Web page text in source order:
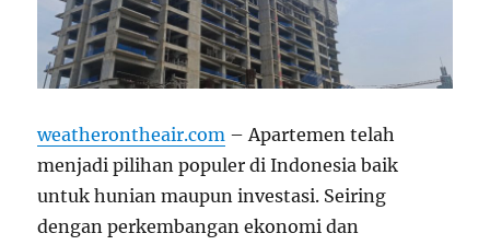
weatherontheair.com – Apartemen telah
menjadi pilihan populer di Indonesia baik
untuk hunian maupun investasi. Seiring
dengan perkembangan ekonomi dan